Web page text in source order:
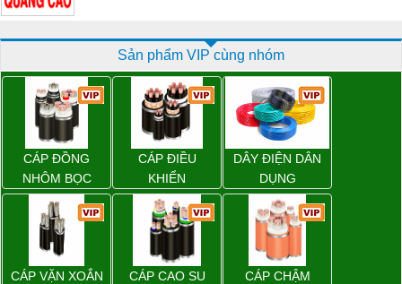
Sản phẩm VIP cùng nhóm
CÁP ĐỒNG
NHÔM BỌC
CÁP ĐIỀU
KHIỂN
DÂY ĐIỆN DÂN
DỤNG
CÁP VẶN XOẮN
CÁP CAO SU
CÁP CHẬM